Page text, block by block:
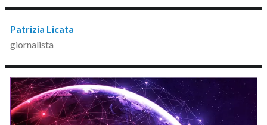
Patrizia Licata
giornalista